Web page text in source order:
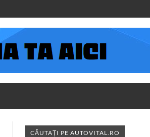
CĂUTAȚI PE AUTOVITAL.RO